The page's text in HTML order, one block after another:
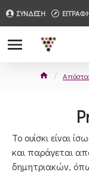
ΣΥΝΔΕΣΗ
Το ουίσκι είναι
και παράγεται
δημητριακών,